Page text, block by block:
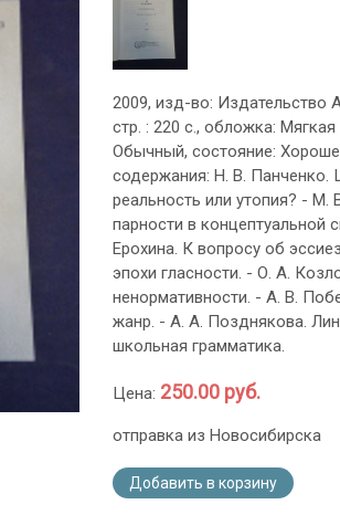
2009, изд-во: Издательство
стр. : 220 с., обложка:
Обычный, состояние:
содержания: Н. В. Панченко.
реальность или утопия? - М.
парности в концептуальной
Ерохина. К вопросу об
эпохи гласности. - О. А.
ненормативности. - А. В.
жанр. - А. А. Позднякова.
школьная грамматика.
Цена: 250.00 руб.
отправка из Новосибирска
Добавить в корзину